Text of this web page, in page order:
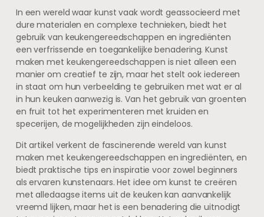
In een wereld waar kunst vaak wordt geassocieerd met
dure materialen en complexe technieken, biedt het
gebruik van keukengereedschappen en ingrediënten
een verfrissende en toegankelijke benadering. Kunst
maken met keukengereedschappen is niet alleen een
manier om creatief te zijn, maar het stelt ook iedereen
in staat om hun verbeelding te gebruiken met wat er al
in hun keuken aanwezig is. Van het gebruik van groenten
en fruit tot het experimenteren met kruiden en
specerijen, de mogelijkheden zijn eindeloos.
Dit artikel verkent de fascinerende wereld van kunst
maken met keukengereedschappen en ingrediënten, en
biedt praktische tips en inspiratie voor zowel beginners
als ervaren kunstenaars. Het idee om kunst te creëren
met alledaagse items uit de keuken kan aanvankelijk
vreemd lijken, maar het is een benadering die uitnodigt